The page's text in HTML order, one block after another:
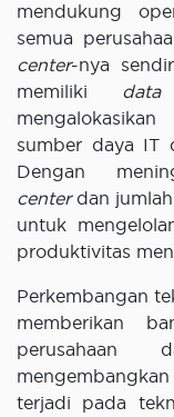
mendukung
semua
center-nya
memiliki
sumber daya IT
Dengan
centerdan
untuk
produktivitas
Perkembangan
memberikan
perusahaan
terjadi pada